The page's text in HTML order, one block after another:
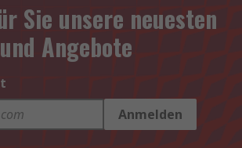
Sie unsere neuesten
Angebote
Anmelden